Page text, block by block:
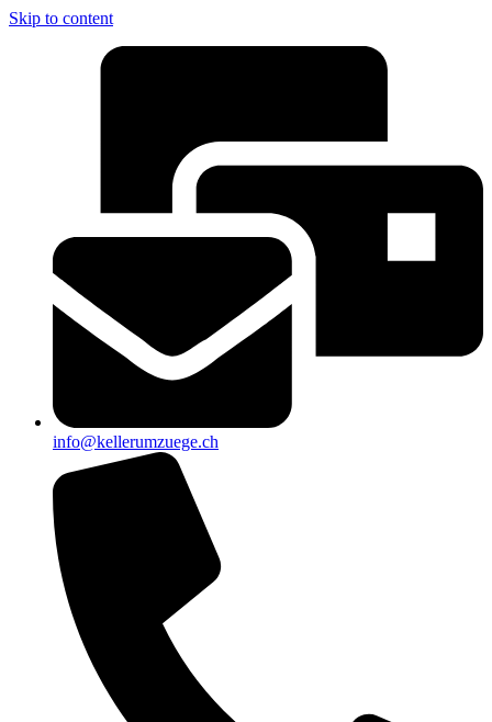
Skip to content
info@kellerumzuege.ch